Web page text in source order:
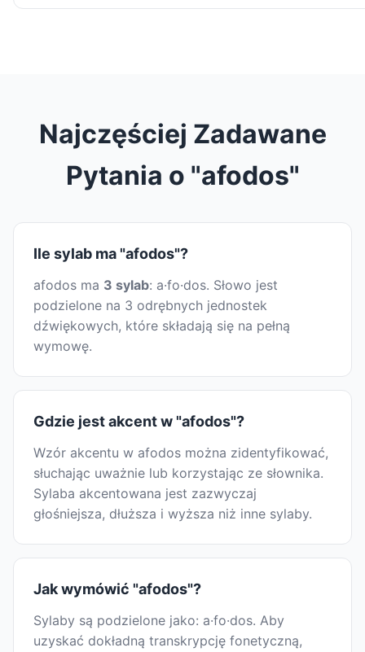
Najczęściej Zadawane
Pytania o "afodos"
Ile sylab ma "afodos"?
afodos ma 3 sylab: a·fo·dos. Słowo jest
podzielone na 3 odrębnych jednostek
dźwiękowych, które składają się na pełną
wymowę.
Gdzie jest akcent w "afodos"?
Wzór akcentu w afodos można zidentyfikować,
słuchając uważnie lub korzystając ze słownika.
Sylaba akcentowana jest zazwyczaj
głośniejsza, dłuższa i wyższa niż inne sylaby.
Jak wymówić "afodos"?
Sylaby są podzielone jako: a·fo·dos. Aby
uzyskać dokładną transkrypcję fonetyczną,